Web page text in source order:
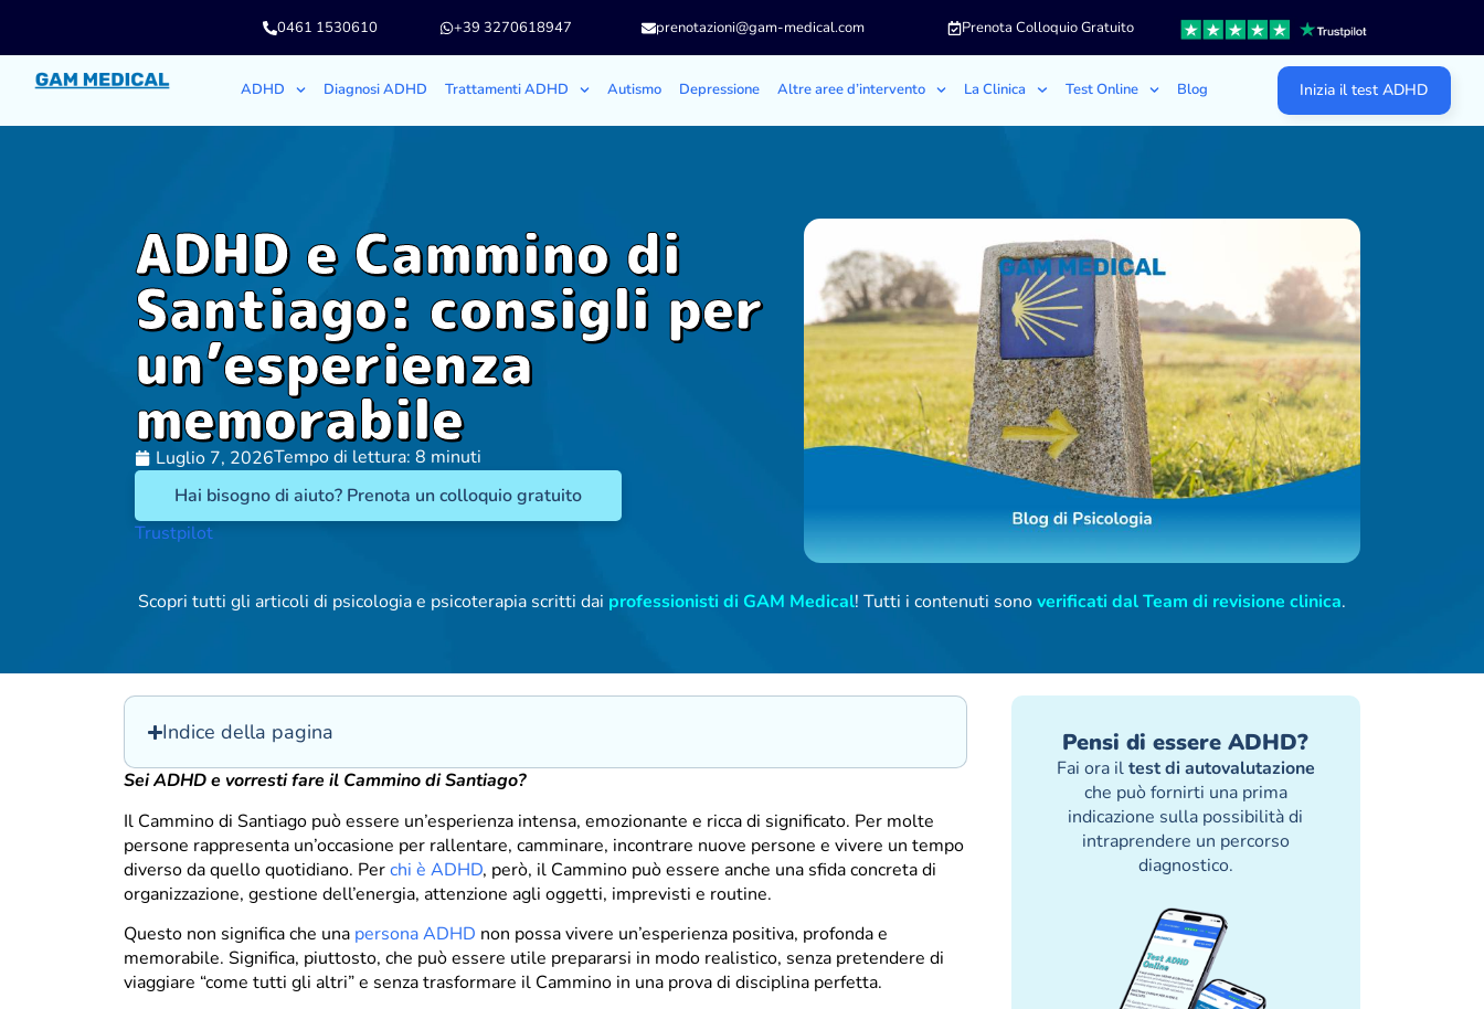
0461 1530610 +39 3270618947 prenotazioni@gam-medical.com Prenota Colloquio Gratuito
ADHD Diagnosi ADHD Trattamenti ADHD Autismo Depressione Altre aree d’intervento La Clinica Test Online Blog Inizia il test ADHD
ADHD e Cammino di
Santiago: consigli per
un’esperienza
memorabile
Luglio 7, 2026Tempo di lettura: 8 minuti
Hai bisogno di aiuto? Prenota un colloquio gratuito
Trustpilot
Scopri tutti gli articoli di psicologia e psicoterapia scritti dai professionisti di GAM Medical! Tutti i contenuti sonoverificati dal Team di revisione clinica.
Indice della pagina
Sei ADHD e vorresti fare il Cammino di Santiago?
Il Cammino di Santiago può essere un’esperienza intensa, emozionante e ricca di significato. Per molte
persone rappresenta un’occasione per rallentare, camminare, incontrare nuove persone e vivere un tempo
diverso da quello quotidiano. Perchi è ADHD, però, il Cammino può essere anche una sfida concreta di
organizzazione, gestione dell’energia, attenzione agli oggetti, imprevisti e routine.
Questo non significa che una persona ADHD non possa vivere un’esperienza positiva, profonda e
memorabile. Significa, piuttosto, che può essere utile prepararsi in modo realistico, senza pretendere di
viaggiare “come tutti gli altri” e senza trasformare il Cammino in una prova di disciplina perfetta.
Pensi di essere ADHD?
Fai ora iltest di autovalutazione
che può fornirti una prima
indicazione sulla possibilità di
intraprendere un percorso
diagnostico.